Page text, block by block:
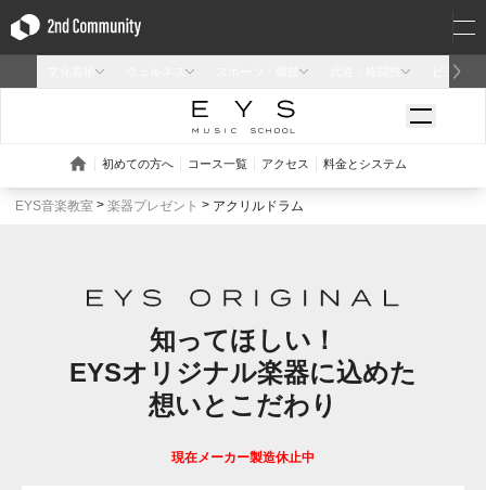
EYS音楽教室 楽器プレゼント アクリルドラム
知ってほしい！
EYSオリジナル楽器に込めた
想いとこだわり
現在メーカー製造休止中